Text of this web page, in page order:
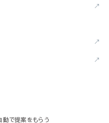
↗
↗
↗
で提案をもらう